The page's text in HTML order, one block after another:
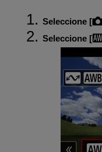
Seleccione [
Seleccione [